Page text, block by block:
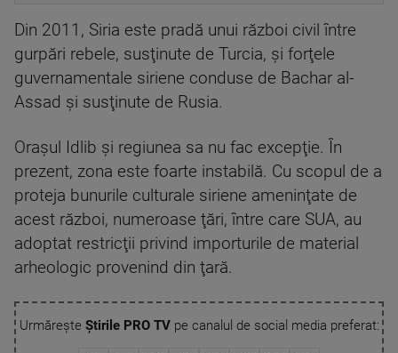
Din 2011, Siria este pradă unui război civil între
gurpări rebele, susţinute de Turcia, şi forţele
guvernamentale siriene conduse de Bachar al-
Assad şi susţinute de Rusia.
Oraşul Idlib şi regiunea sa nu fac excepţie. În
prezent, zona este foarte instabilă. Cu scopul de a
proteja bunurile culturale siriene ameninţate de
acest război, numeroase ţări, între care SUA, au
adoptat restricţii privind importurile de material
arheologic provenind din ţară.
Urmărește Știrile PRO TVpe canalul de social media preferat: